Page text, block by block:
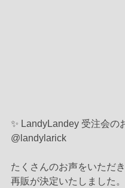
✨ LandyLandey 受注会の
@landylarick
たくさんのお声をいただ
再販が決定いたしました。